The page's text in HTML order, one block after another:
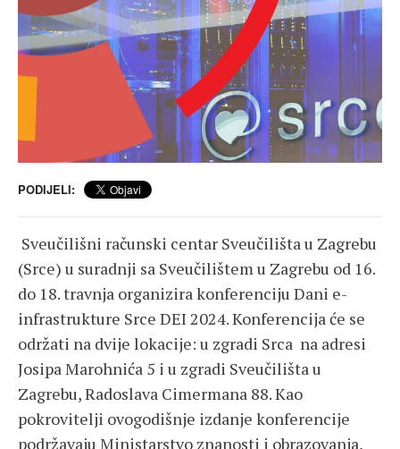
PODIJELI:
Sveučilišni računski centar Sveučilišta u Zagrebu
(Srce) u suradnji sa Sveučilištem u Zagrebu od 16.
do 18. travnja organizira konferenciju Dani e-
infrastrukture Srce DEI 2024. Konferencija će se
održati na dvije lokacije: u zgradi Srca na adresi
Josipa Marohnića 5 i u zgradi Sveučilišta u
Zagrebu, Radoslava Cimermana 88. Kao
pokrovitelji ovogodišnje izdanje konferencije
podržavaju Ministarstvo znanosti i obrazovanja,